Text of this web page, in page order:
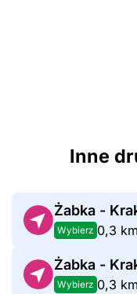
Inne
Żabka -
Wybierz 0,3 km
Żabka -
Wybierz 0,3 km